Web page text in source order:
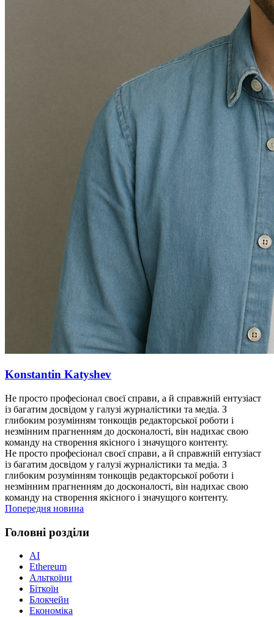
Konstantin Katyshev
Не просто професіонал своєї справи, а й справжній ентузіаст
із багатим досвідом у галузі журналістики та медіа. З
глибоким розумінням тонкощів редакторської роботи і
незмінним прагненням до досконалості, він надихає свою
команду на створення якісного і значущого контенту.
Не просто професіонал своєї справи, а й справжній ентузіаст
із багатим досвідом у галузі журналістики та медіа. З
глибоким розумінням тонкощів редакторської роботи і
незмінним прагненням до досконалості, він надихає свою
команду на створення якісного і значущого контенту.
Попередня новина
Головні розділи
AI
Ethereum
Альткоїни
Біткоїн
Блокчейн
Економіка